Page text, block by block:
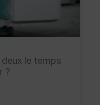
le temps
?